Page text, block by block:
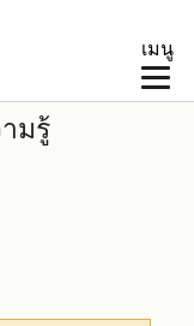
เมนู
มรู้